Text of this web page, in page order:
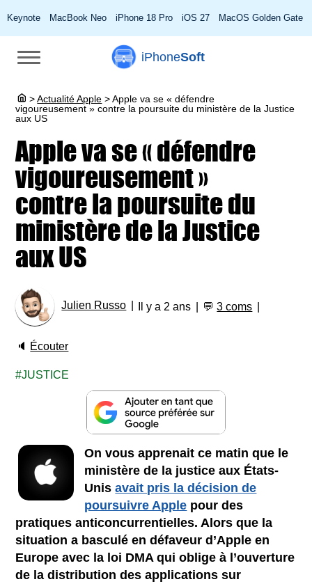
Keynote MacBook Neo iPhone 18 Pro iOS 27 MacOS Golden Gate
iPhoneSoft
> Actualité Apple >Apple va se « défendre
vigoureusement » contre la poursuite du ministère de la Justice
aux US
Apple va se « défendre
vigoureusement »
contre la poursuite du
ministère de la Justice
aux US
Julien Russo Il y a 2 ans 💬3 coms
🔈 Écouter
JUSTICE
On vous apprenait ce matin que le
ministère de la justice aux États-
Unisavait pris la décision de
poursuivre Apple pour des
pratiques anticoncurrentielles. Alors que la
situation a basculé en défaveur d’Apple en
Europe avec la loi DMA qui oblige à l’ouverture
de la distribution des applications sur